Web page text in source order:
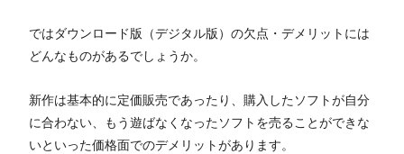
ではダウンロード版（デジタル版）の欠点・デメリットには
どんなものがあるでしょうか。
新作は基本的に定価販売であったり、購入したソフトが自分
に合わない、もう遊ばなくなったソフトを売ることができな
いといった価格面でのデメリットがあります。